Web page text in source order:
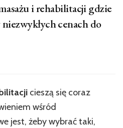
i rehabilitacji gdzie
cenach do
cieszą się coraz
wśród
jest, żeby wybrać taki,